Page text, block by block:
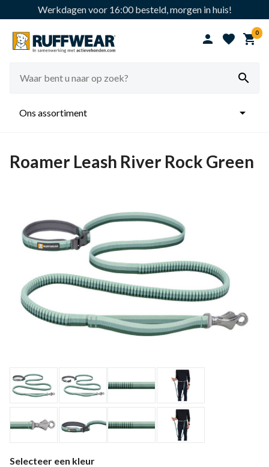
Werkdagen voor 16:00 besteld, morgen in huis!
  0

Ons assortiment 
Roamer Leash River Rock Green
Selecteer een kleur